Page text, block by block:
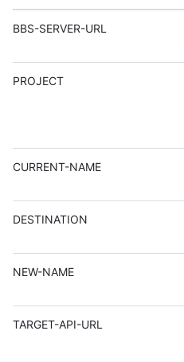
BBS-SERVER-URL
PROJECT
CURRENT-NAME
DESTINATION
NEW-NAME
TARGET-API-URL